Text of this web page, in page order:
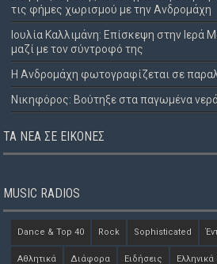
τις φήμες χωρισμού με την Ανδρομάχη
Ιουλία Καλλιμάνη: Επίσκεψη στην Ιερά
μαζί με τον σύντροφό της
Η Ανδρομάχη φωτογραφίζεται σε
Νικηφόρος: Βούτηξε στα παγωμένα
ΤΑ ΝΈΑ ΣΕ ΕΙΚΌΝΕΣ
MUSIC RADIOS
Dance & Top 40 Rock Sophisticated
Αθλητικά Διάφορα Ειδήσεις